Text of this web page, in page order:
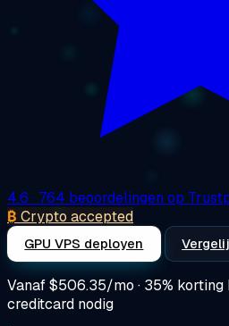
4.6 · 764 beoordelingen op
₿ Crypto accepted
GPU VPS deployen
Vanaf$506.35/mo · 35%
creditcard nodig